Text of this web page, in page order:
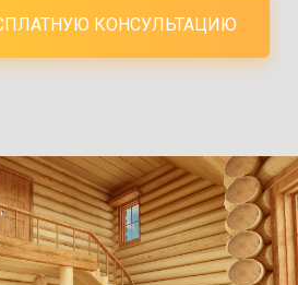
КОНСУЛЬТАЦИЮ